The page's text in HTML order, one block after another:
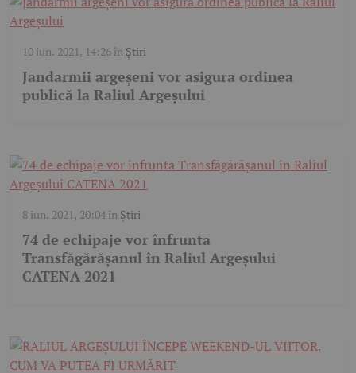
10 iun. 2021, 14:26 în Știri
Jandarmii argeșeni vor asigura ordinea
publică la Raliul Argeșului
8 iun. 2021, 20:04 în Știri
74 de echipaje vor înfrunta
Transfăgărășanul în Raliul Argeșului
CATENA 2021